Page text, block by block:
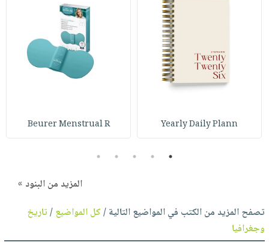
Yearly Daily Plann
Beurer Menstrual R
1
2
3
4
5
المزيد من البنود »
تصفح المزيد من الكتب في المواضيع التالية /كل المواضيع/تاريخ
وجغرافيا